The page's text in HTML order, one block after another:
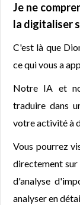
Je ne
la digitaliser
C'est là que
ce qui vous a
Notre IA et
traduire dans
votre activité à
Vous pourrez
directement
d'analyse
analyser en